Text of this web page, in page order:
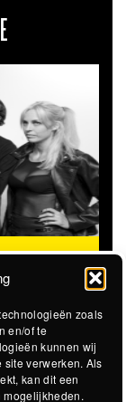
zoals
en/of te
kunnen wij
verwerken. Als
kan dit een